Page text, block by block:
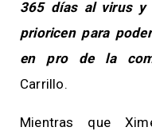
365 días al virus y
prioricen para
en pro de la
Carrillo.
Mientras que